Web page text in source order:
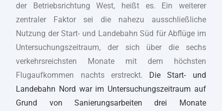
der Betriebsrichtung West, heißt es. Ein weiterer
zentraler Faktor sei die nahezu ausschließliche
Nutzung der Start- und Landebahn Süd für Abflüge im
Untersuchungszeitraum, der sich über die sechs
verkehrsreichsten Monate mit dem höchsten
Flugaufkommen nachts erstreckt. Die Start- und
Landebahn Nord war im Untersuchungszeitraum auf
Grund von Sanierungsarbeiten drei Monate